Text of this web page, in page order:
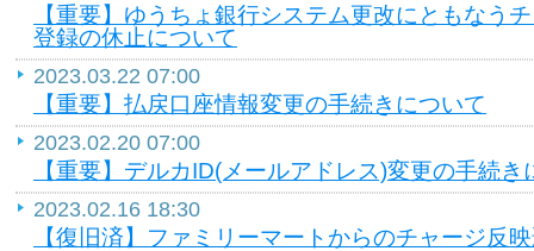
【重要】ゆうちょ銀行システム更改にともなう
登録の休止について
2023.03.22 07:00
【重要】払戻口座情報変更の手続きについて
2023.02.20 07:00
【重要】デルカID(メールアドレス)変更の手続き
2023.02.16 18:30
【復旧済】ファミリーマートからのチャージ反